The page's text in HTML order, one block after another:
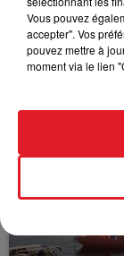
15 juillet 2026
BÉTHUNE:
Selon les
à des
Vous pouvez
accepter". Vos
pouvez mettre à
moment via le lien